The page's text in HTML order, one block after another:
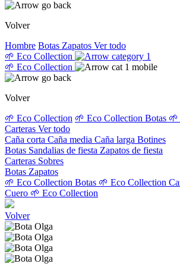
Volver
Hombre Botas Zapatos Ver todo
🌱 Eco Collection
🌱 Eco Collection
Volver
🌱 Eco Collection 🌱 Eco Collection Botas 🌱
Carteras Ver todo
Caña corta Caña media Caña larga Botines
Botas Sandalias de fiesta Zapatos de fiesta
Carteras Sobres
Botas Zapatos
🌱 Eco Collection Botas 🌱 Eco Collection
Cuero 🌱 Eco Collection
Volver